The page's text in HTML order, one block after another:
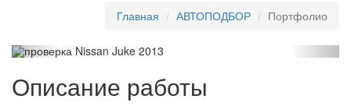
Главная АВТОПОДБОР Портфолио
Описание работы